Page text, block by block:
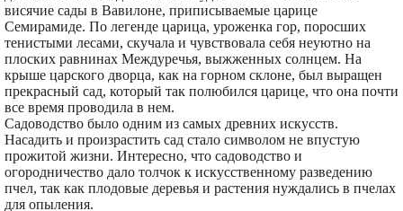
висячие сады в Вавилоне, приписываемые царице
Семирамиде. По легенде царица, уроженка гор, поросших
тенистыми лесами, скучала и чувствовала себя неуютно на
плоских равнинах Междуречья, выжженных солнцем. На
крыше царского дворца, как на горном склоне, был выращен
прекрасный сад, который так полюбился царице, что она почти
все время проводила в нем.
Садоводство было одним из самых древних искусств.
Насадить и произрастить сад стало символом не впустую
прожитой жизни. Интересно, что садоводство и
огородничество дало толчок к искусственному разведению
пчел, так как плодовые деревья и растения нуждались в пчелах
для опыления.